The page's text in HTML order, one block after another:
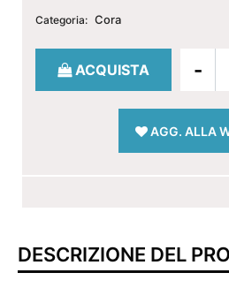
Categoria: Cora
Quantità
ACQUISTA
AGG. ALLA
DESCRIZIONE DEL